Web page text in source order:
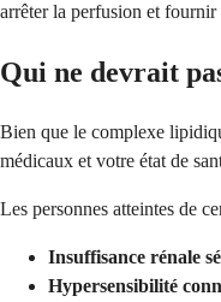
arrêter la perfusion et fournir
Qui ne devrait
Bien que le complexe
médicaux et votre état de
Les personnes atteintes de
Insuffisance rénale
Hypersensibilité